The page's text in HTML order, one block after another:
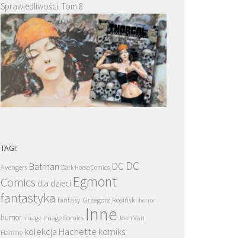
Sprawiedliwości. Tom 8
TAGI:
Avengers Batman Dark Horse Comics DC DC
Comics dla dzieci Egmont
fantastyka fantasy Grzegorz Rosiński horror
humor Image Image Comics Inne Jean Van
Hamme kolekcja Hachette komiks